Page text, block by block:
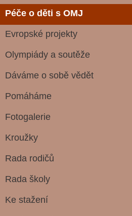
Péče o děti s OMJ
Evropské projekty
Olympiády a soutěže
Dáváme o sobě vědět
Pomáháme
Fotogalerie
Kroužky
Rada rodičů
Rada školy
Ke stažení